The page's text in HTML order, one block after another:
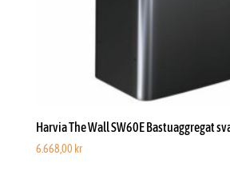
Harvia The Wall SW60E Bastuaggregat
6.668,00 kr